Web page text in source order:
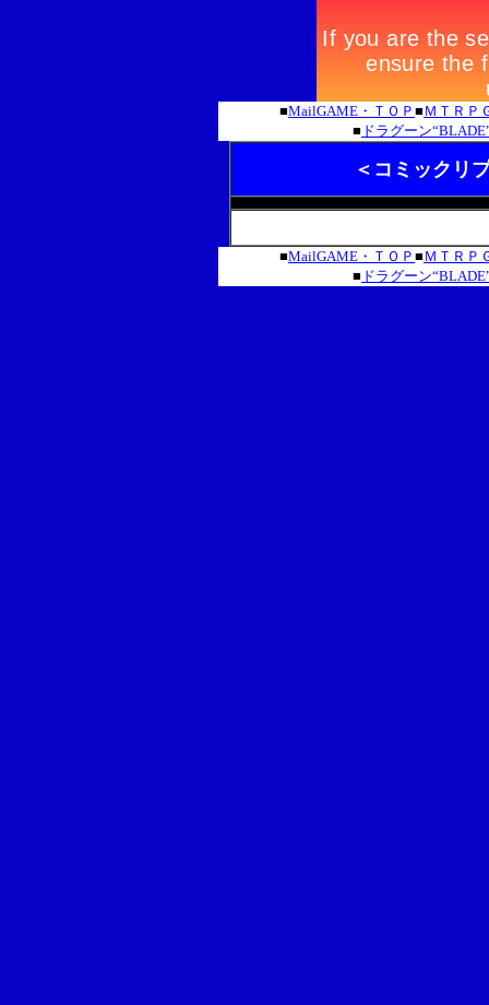
■MailGAME・ＴＯＰ ■ ＭＴＲＰ
■ ドラグーン
＜コミックリ
■MailGAME・ＴＯＰ ■ ＭＴＲＰ
■ ドラグーン